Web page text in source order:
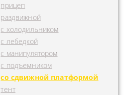
прицеп
раздвижной
с холодильником
с лебедкой
с манипулятором
с подъемником
со сдвижной платформой
тент